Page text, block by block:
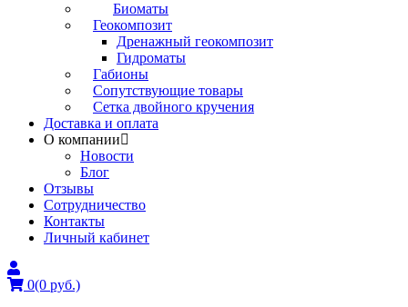
Биоматы
Геокомпозит
Дренажный геокомпозит
Гидроматы
Габионы
Сопутствующие товары
Сетка двойного кручения
Доставка и оплата
О компании
Новости
Блог
Отзывы
Сотрудничество
Контакты
Личный кабинет
0(0 руб.)